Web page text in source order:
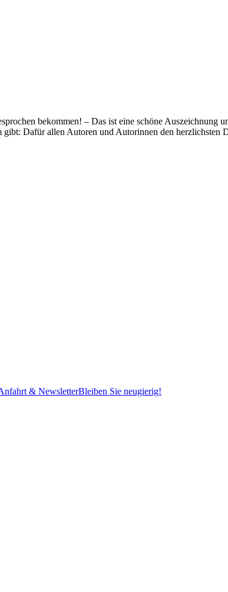
bekommen! – Das ist eine schöne Auszeichnung
Dafür allen Autoren und Autorinnen den
& NewsletterBleiben Sie neugierig!